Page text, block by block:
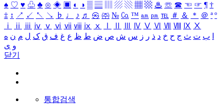
♠ ♡ ♥ ♧ ♣ ⊙ ◈ ▣ ◐ ◑ ▒ ▤ ▨ ▧ ▦ ▩ ♨ ☏ ☎ ☜ ☞ ¶ †
‡ ↕ ↗ ↙ ↖ ↘ ♭ ♩ ♪ ♬ ㉿ ㈜ № ㏇ ™ ㏂ ㏘ ℡ ＃ ＆ ＊ ＠ ª º
ⅰ
ⅱ ⅲ ⅳ ⅴ ⅵ ⅶ ⅷ ⅸ ⅹ Ⅳ Ⅴ Ⅵ Ⅶ Ⅷ Ⅸ Ⅹ
ب ت ث ج ح خ د ذ ر ز س ش ص ض ط ظ ع غ ف ق ک ل م ن ه
و ی
닫기
통합검색